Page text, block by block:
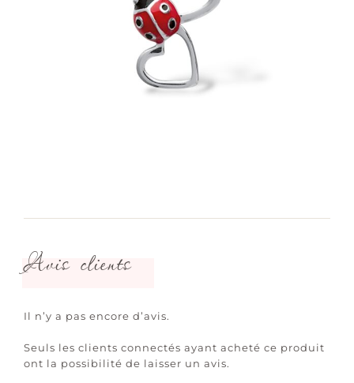
Avis clients
Il n’y a pas encore d’avis.
Seuls les clients connectés ayant acheté ce produit
ont la possibilité de laisser un avis.